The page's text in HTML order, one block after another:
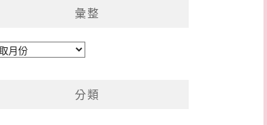
彙整
分類